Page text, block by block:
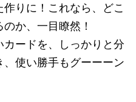
りに！これなら、どこ
か、一目瞭然！
ードを、しっかりと分
使い勝手もグーーーン